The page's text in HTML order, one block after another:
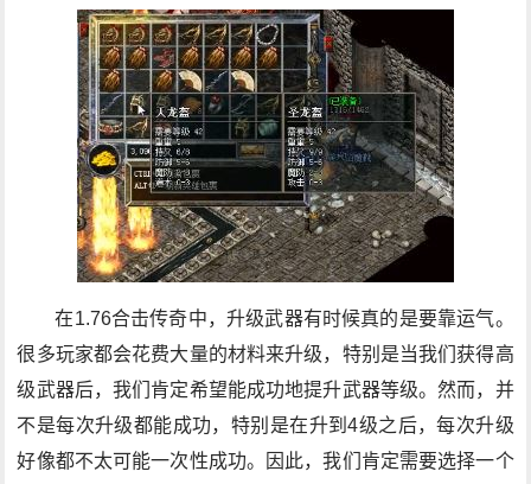
在1.76合击传奇中，升级武器有时候真的是要靠运气。
很多玩家都会花费大量的材料来升级，特别是当我们获得高
级武器后，我们肯定希望能成功地提升武器等级。然而，并
不是每次升级都能成功，特别是在升到4级之后，每次升级
好像都不太可能一次性成功。因此，我们肯定需要选择一个